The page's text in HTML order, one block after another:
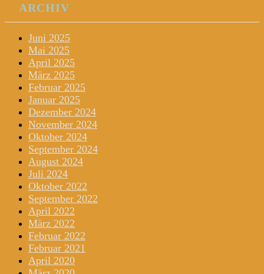
ARCHIV
Juni 2025
Mai 2025
April 2025
März 2025
Februar 2025
Januar 2025
Dezember 2024
November 2024
Oktober 2024
September 2024
August 2024
Juli 2024
Oktober 2022
September 2022
April 2022
März 2022
Februar 2022
Februar 2021
April 2020